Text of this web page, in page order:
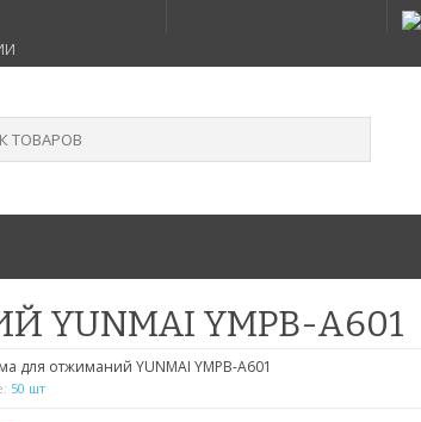
YMPB-A601
для отжиманий YUNMAI YMPB-A601
50 шт